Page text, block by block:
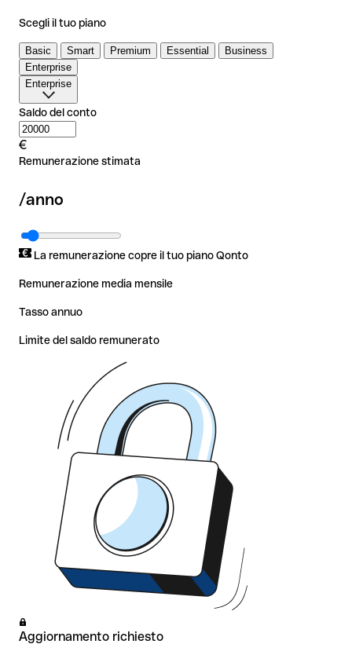
Scegli il tuo piano
Basic Smart Premium Essential
Business
Enterprise
Enterprise
Basic Smart
Enterprise
Saldo del conto
€
Remunerazione stimata
/anno
La remunerazione copre il tuo piano Qonto
Remunerazione media mensile
Tasso annuo
Limite del saldo remunerato
Aggiornamento richiesto